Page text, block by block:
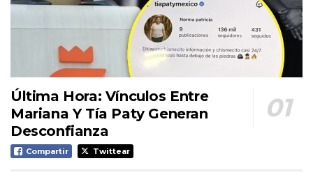
Última Hora: Vínculos Entre
Mariana Y Tía Paty Generan
Desconfianza
Compartir Twittear